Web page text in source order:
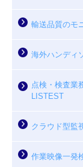
輸送品質のモ
海外ハンディ
点検・検査業
LISTEST
クラウド型監
作業映像一発